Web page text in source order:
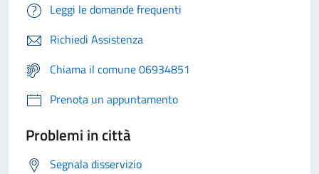
Leggi le domande frequenti
Richiedi Assistenza
Chiama il comune 06934851
Prenota un appuntamento
Problemi in città
Segnala disservizio